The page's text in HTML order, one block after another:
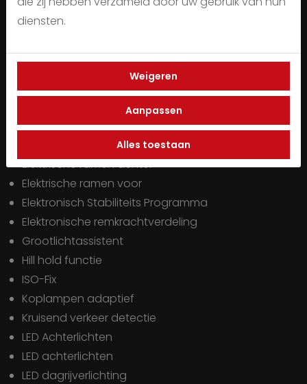
Climate control (digitaal)
Cruise control adaptief
Dab
Dimlichten automatisch
Draadloze telefoonlader
Electrische Inklapbare Spiegels
Elektrisch bedienbare ramen
Elektrische ramen achter
Elektrische ramen voor
Elektronisch Stabiliteits Programma
Elektronische remkrachtverdeling
Grootlichtassistent
Hill hold functie
ISO-Fix
Koplampen adaptief
Kruisend verkeer detectie
LED Achterlichten
LED achterlichten
LED dagrijverlichting
diensten.
Weigeren
Aanpassen
Alles toestaan